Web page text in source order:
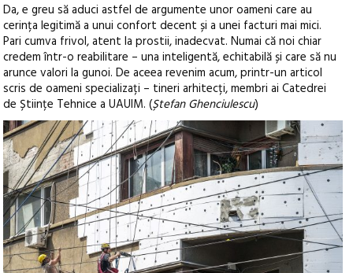
Da, e greu să aduci astfel de argumente unor oameni care au
cerința legitimă a unui confort decent și a unei facturi mai mici.
Pari cumva frivol, atent la prostii, inadecvat. Numai că noi chiar
credem într-o reabilitare – una inteligentă, echitabilă și care să nu
arunce valori la gunoi. De aceea revenim acum, printr-un articol
scris de oameni specializați – tineri arhitecți, membri ai Catedrei
de Științe Tehnice a UAUIM. (Ștefan Ghenciulescu)